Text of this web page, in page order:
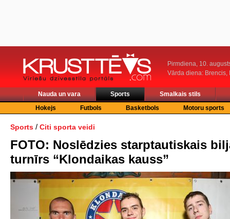
Pirmdiena, 10.
Vārda diena: Brencis,
Nauda un vara Sports
Smalkais stils
Hokejs
Futbols Basketbols Motoru sports
Sports / Citi sporta veidi
FOTO: Noslēdzies starptautiskais
turnīrs “Klondaikas kauss”